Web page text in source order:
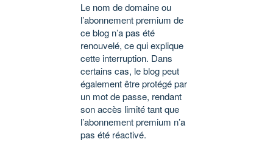
Le nom de domaine ou
l’abonnement premium de
ce blog n’a pas été
renouvelé, ce qui explique
cette interruption. Dans
certains cas, le blog peut
également être protégé par
un mot de passe, rendant
son accès limité tant que
l’abonnement premium n’a
pas été réactivé.